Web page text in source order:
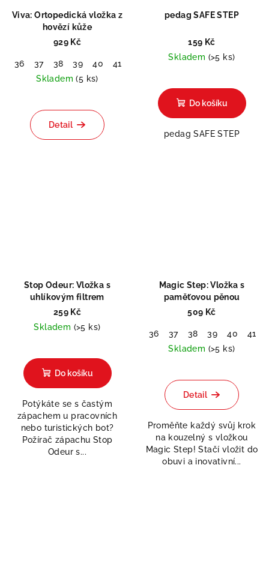
Viva: Ortopedická vložka z
hovězí kůže
929 Kč
36 37 38 39 40 41 46 47
Skladem(5 ks)
hodnocení
produktu
Detail
pedag SAFE STEP
159 Kč
Skladem (>5 ks)
Do košíku
pedag SAFE STEP
Stop Odeur: Vložka s
uhlíkovým filtrem
259 Kč
Skladem (>5 ks)
Do košíku
Potýkáte se s častým
zápachem u pracovních
nebo turistických bot?
Požírač zápachu Stop
Odeur s...
Magic Step: Vložka s
paměťovou pěnou
509 Kč
36 37 38 39 40 41
Skladem (>5 ks)
Detail
Proměňte každý svůj krok
na kouzelný s vložkou
Magic Step! Stačí vložit do
obuvi a inovativní...
Odeslat
Powered by chaterimo